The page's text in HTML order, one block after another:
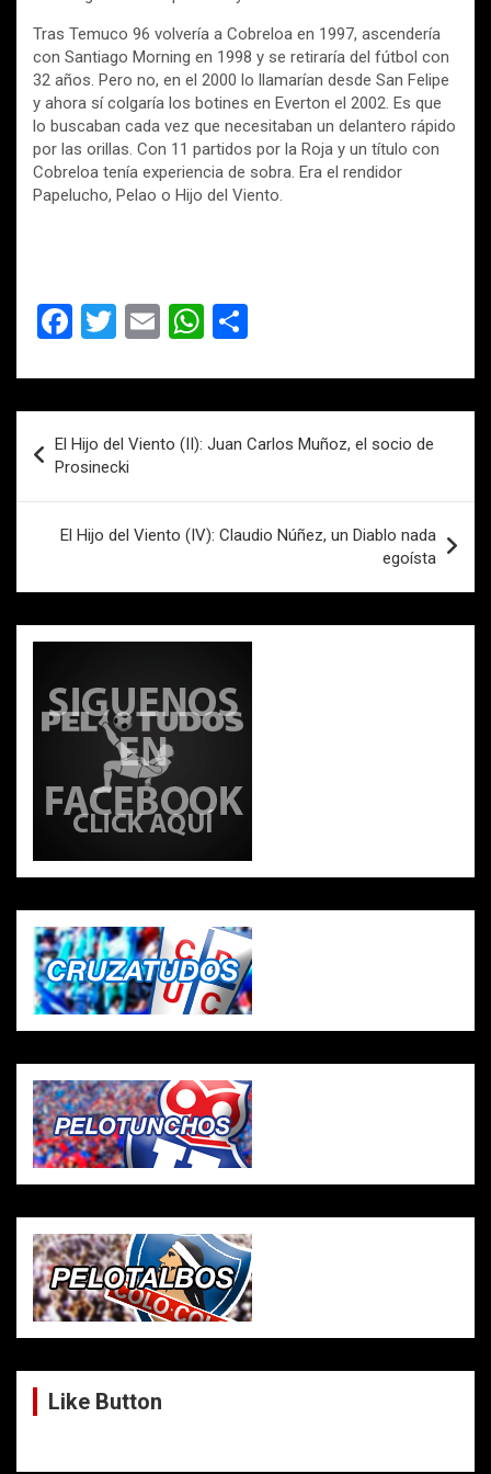
Tras Temuco 96 volvería a Cobreloa en 1997, ascendería
con Santiago Morning en 1998 y se retiraría del fútbol con
32 años. Pero no, en el 2000 lo llamarían desde San Felipe
y ahora sí colgaría los botines en Everton el 2002. Es que
lo buscaban cada vez que necesitaban un delantero rápido
por las orillas. Con 11 partidos por la Roja y un título con
Cobreloa tenía experiencia de sobra. Era el rendidor
Papelucho, Pelao o Hijo del Viento.
F
ce
b
o
o
k
T
tt
er
E
ail
W
at
s
A
p
p
m
p
ar
tir
de
entradas
El Hijo del Viento (II): Juan Carlos Muñoz, el socio de
Prosinecki
El Hijo del Viento (IV): Claudio Núñez, un Diablo nada
egoísta
Like Button